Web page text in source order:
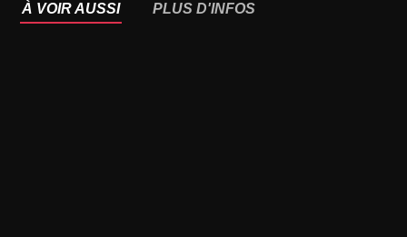
À VOIR AUSSI PLUS D'INFOS